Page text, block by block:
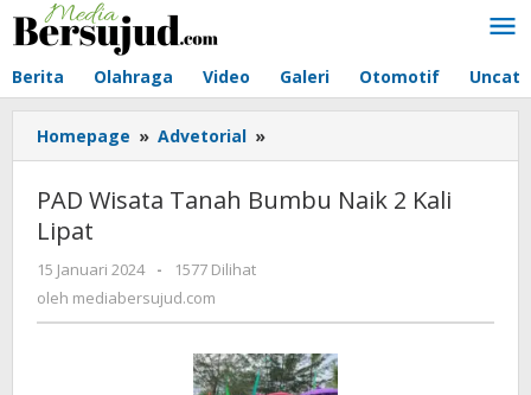
Lewati
Berita Olahraga Video Galeri Otomotif
Homepage » Advetorial »
Wisata
Tanah
Bumbu
PAD Wisata Tanah Bumbu Naik 2 Kali
Lipat
15 Januari 2024
oleh
mediabersujud.com
-
1577 Dilihat
oleh mediabersujud.com